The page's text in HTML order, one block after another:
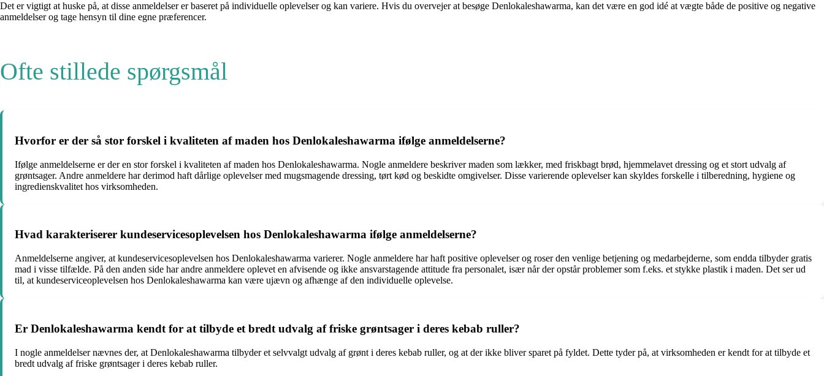
Det er vigtigt at huske på, at disse anmeldelser er baseret på individuelle oplevelser og kan variere. Hvis du overvejer at besøge Denlokaleshawarma, kan det være en god idé at vægte både de positive og negative
anmeldelser og tage hensyn til dine egne præferencer.
Ofte stillede spørgsmål
Hvorfor er der så stor forskel i kvaliteten af maden hos Denlokaleshawarma ifølge anmeldelserne?
Ifølge anmeldelserne er der en stor forskel i kvaliteten af maden hos Denlokaleshawarma. Nogle anmeldere beskriver maden som lækker, med friskbagt brød, hjemmelavet dressing og et stort udvalg af
grøntsager. Andre anmeldere har derimod haft dårlige oplevelser med mugsmagende dressing, tørt kød og beskidte omgivelser. Disse varierende oplevelser kan skyldes forskelle i tilberedning, hygiene og
ingredienskvalitet hos virksomheden.
Hvad karakteriserer kundeservicesoplevelsen hos Denlokaleshawarma ifølge anmeldelserne?
Anmeldelserne angiver, at kundeservicesoplevelsen hos Denlokaleshawarma varierer. Nogle anmeldere har haft positive oplevelser og roser den venlige betjening og medarbejderne, som endda tilbyder gratis
mad i visse tilfælde. På den anden side har andre anmeldere oplevet en afvisende og ikke ansvarstagende attitude fra personalet, især når der opstår problemer som f.eks. et stykke plastik i maden. Det ser ud
til, at kundeserviceoplevelsen hos Denlokaleshawarma kan være ujævn og afhænge af den individuelle oplevelse.
Er Denlokaleshawarma kendt for at tilbyde et bredt udvalg af friske grøntsager i deres kebab ruller?
I nogle anmeldelser nævnes der, at Denlokaleshawarma tilbyder et selvvalgt udvalg af grønt i deres kebab ruller, og at der ikke bliver sparet på fyldet. Dette tyder på, at virksomheden er kendt for at tilbyde et
bredt udvalg af friske grøntsager i deres kebab ruller.